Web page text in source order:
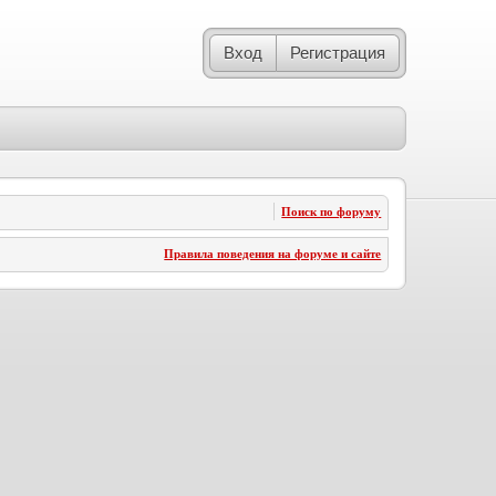
Вход Регистрация
Поиск по форуму
Правила поведения на форуме и сайте